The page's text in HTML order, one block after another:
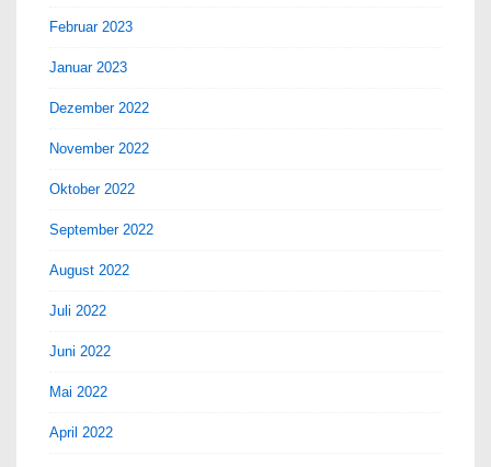
Februar 2023
Januar 2023
Dezember 2022
November 2022
Oktober 2022
September 2022
August 2022
Juli 2022
Juni 2022
Mai 2022
April 2022